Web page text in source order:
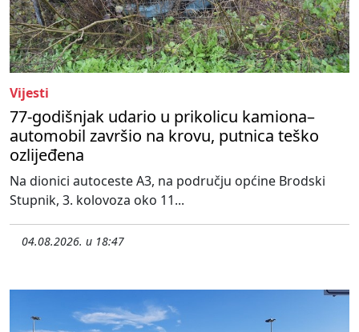
Vijesti
77-godišnjak udario u prikolicu kamiona–
automobil završio na krovu, putnica teško
ozlijeđena
Na dionici autoceste A3, na području općine Brodski
Stupnik, 3. kolovoza oko 11...
04.08.2026. u 18:47